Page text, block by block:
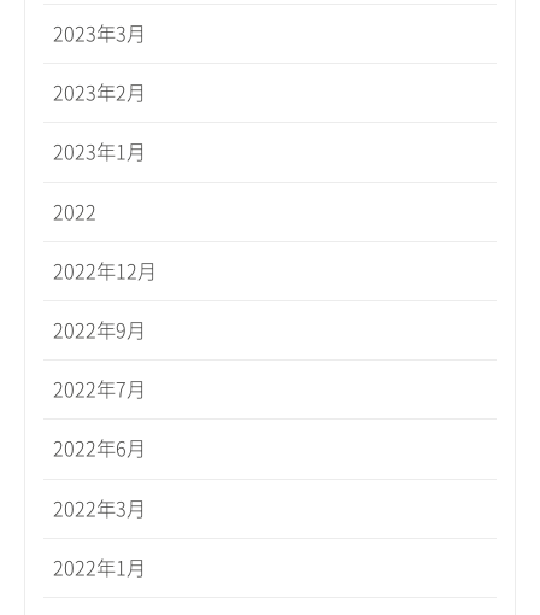
2023年3月
2023年2月
2023年1月
2022
2022年12月
2022年9月
2022年7月
2022年6月
2022年3月
2022年1月